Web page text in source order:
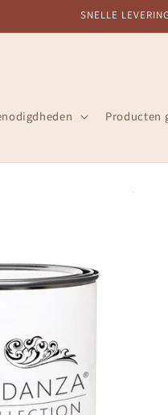
DESKUNDIG
Producten